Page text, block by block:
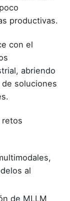
productivas.
con el
abriendo
soluciones
retos
al
de MLLM